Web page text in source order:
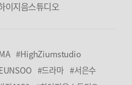
이지음스튜디오
#HighZiumstudio
#드라마 #서은수